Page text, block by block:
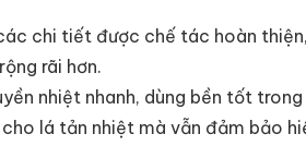
chi tiết được chế tác hoàn
rãi hơn.
nhiệt nhanh, dùng bền tốt
lá tản nhiệt mà vẫn đảm bảo